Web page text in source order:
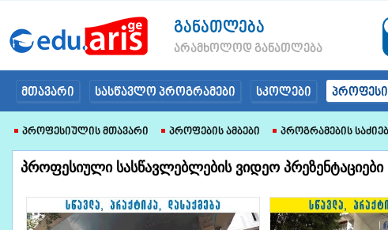
განათლება
არამხოლოდ განათლება
მთავარი სასწავლო პროგრამები სკოლები
Პროფესიულის Მთავარი Პროფების Ამბები Პროგრამების
პროფესიული სასწავლებლების ვიდეო პრეზენტაციები